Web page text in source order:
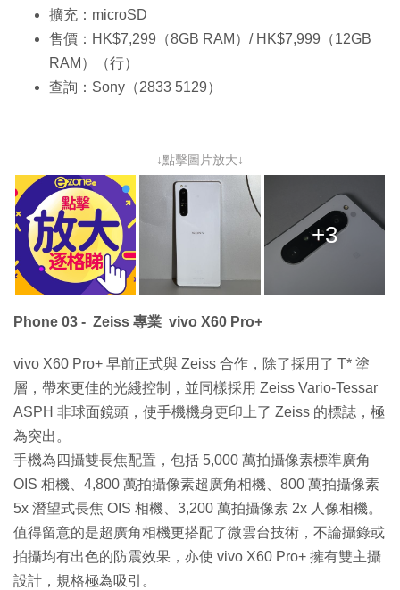
擴充：microSD
售價：HK$7,299（8GB RAM）/ HK$7,999（12GB
RAM）（行）
查詢：Sony（2833 5129）
↓點擊圖片放大↓
+3
Phone 03 - Zeiss 專業 vivo X60 Pro+
vivo X60 Pro+ 早前正式與 Zeiss 合作，除了採用了 T* 塗
層，帶來更佳的光綫控制，並同樣採用 Zeiss Vario-Tessar
ASPH 非球面鏡頭，使手機機身更印上了 Zeiss 的標誌，極
為突出。
手機為四攝雙長焦配置，包括 5,000 萬拍攝像素標準廣角
OIS 相機、4,800 萬拍攝像素超廣角相機、800 萬拍攝像素
5x 潛望式長焦 OIS 相機、3,200 萬拍攝像素 2x 人像相機。
值得留意的是超廣角相機更搭配了微雲台技術，不論攝錄或
拍攝均有出色的防震效果，亦使 vivo X60 Pro+ 擁有雙主攝
設計，規格極為吸引。